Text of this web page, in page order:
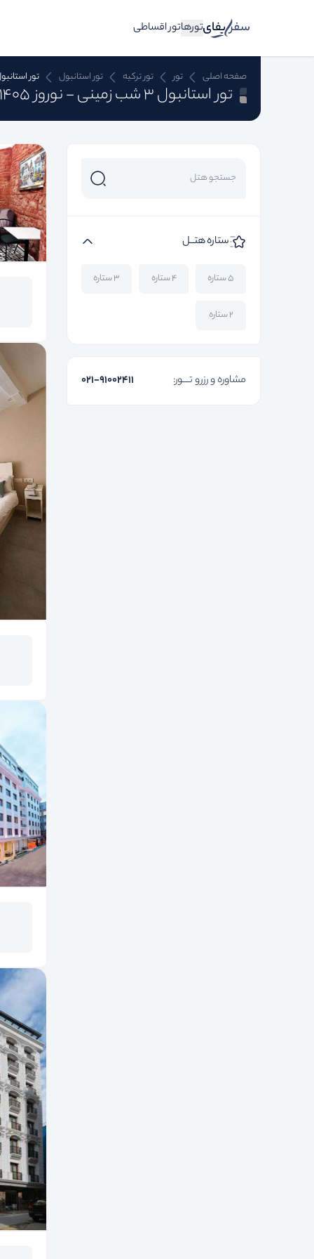
تورهاتور اقساطی
صفحه اصلی تور تور ترکیه تور استانبول تور استانبول
تور استانبول 3 شب زمینی - نوروز 1405
ستاره هتــل
۵ ستاره ۴ ستاره ۳ ستاره
۲ ستاره
مشاوره و رزرو تـــور: ۰۲۱-91002411